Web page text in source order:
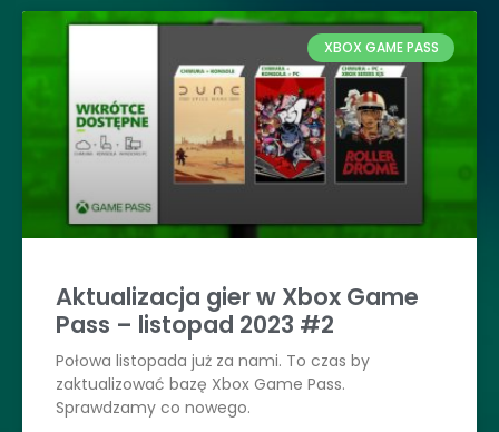
XBOX GAME PASS
Aktualizacja gier w Xbox Game
Pass – listopad 2023 #2
Połowa listopada już za nami. To czas by
zaktualizować bazę Xbox Game Pass.
Sprawdzamy co nowego.